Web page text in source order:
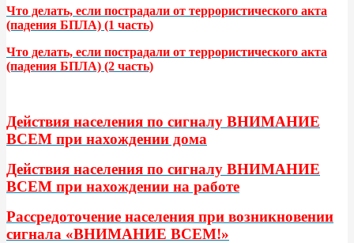
Что делать, если пострадали от террористического акта
(падения БПЛА) (1 часть)
Что делать, если пострадали от террористического акта
(падения БПЛА) (2 часть)
Действия населения по сигналу ВНИМАНИЕ
ВСЕМ при нахождении дома
Действия населения по сигналу ВНИМАНИЕ
ВСЕМ при нахождении на работе
Рассредоточение населения при возникновении
сигнала «ВНИМАНИЕ ВСЕМ!»